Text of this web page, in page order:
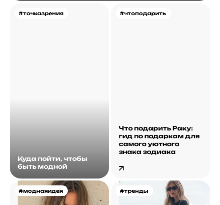
#точказрения
Куда пойти, чтобы
быть модной
#чтоподарить
Что подарить Раку:
гид по подаркам для
самого уютного
знака зодиака
#моднаяидея #тренды